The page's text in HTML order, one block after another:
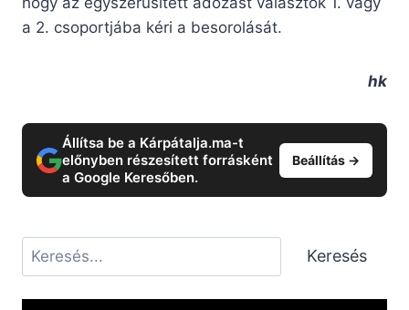
a 2. csoportjába kéri a besorolását.
hk
Állítsa be a Kárpátalja.ma-t
előnyben részesített forrásként
a Google Keresőben.
Beállítás →
Keresés Keresés